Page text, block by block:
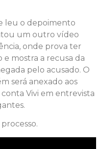
leu o depoimento
um outro vídeo
onde prova ter
mostra a recusa da
pelo acusado. O
será anexado aos
Vivi em entrevista